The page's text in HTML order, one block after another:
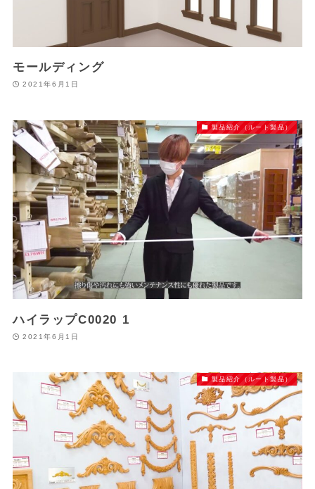
モールディング
2021年6月1日
製品紹介（ルート製品）
ハイラップC0020 1
2021年6月1日
製品紹介（ルート製品）